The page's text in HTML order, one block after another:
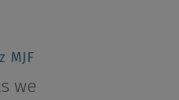
MJF
we